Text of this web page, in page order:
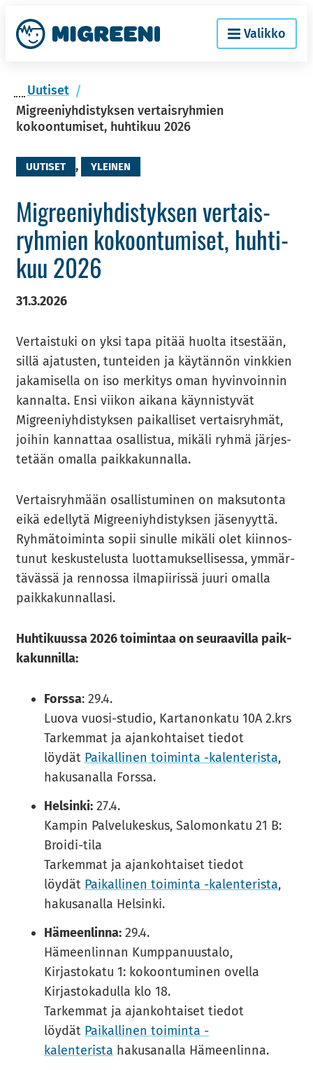
ry
si­
töön
Etusi­
vu
Valikko
Uu­ti­set
Migreeniyhdistyksen vertaisryhmien
kokoontumiset, huhtikuu 2026
UUTISET , YLEINEN
Migree­niyh­dis­tyk­sen ver­tais­
ryh­mien ko­koon­tu­mi­set, huh­ti­
kuu 2026
31.3.2026
Ver­tais­tu­ki on yksi tapa pitää huol­ta it­ses­tään,
sillä aja­tus­ten, tun­tei­den ja käy­tän­nön vink­kien
ja­ka­mi­sel­la on iso mer­ki­tys oman hy­vin­voin­nin
kan­nal­ta. Ensi vii­kon ai­ka­na käyn­nis­ty­vät
Migree­niyh­dis­tyk­sen pai­kal­li­set ver­tais­ryh­mät,
joi­hin kan­nat­taa osal­lis­tua, mi­kä­li ryhmä jär­jes­
te­tään omal­la paik­ka­kun­nal­la.
Ver­tais­ryh­mään osal­lis­tu­mi­nen on mak­su­ton­ta
eikä edel­ly­tä Migree­niyh­dis­tyk­sen jä­se­nyyt­tä.
Ryh­mä­toi­min­ta sopii si­nul­le mi­kä­li olet kiin­nos­
tu­nut kes­kus­te­lus­ta luot­ta­muk­sel­li­ses­sa, ym­mär­
tä­väs­sä ja ren­nos­sa il­ma­pii­ris­sä juuri omal­la
paik­ka­kun­nal­la­si.
Huh­ti­kuus­sa 2026 toi­min­taa on seu­raa­vil­la paik­
ka­kun­nil­la:
Forssa: 29.4.
Luova vuosi-studio, Kartanonkatu 10A 2.krs
Tarkemmat ja ajankohtaiset tiedot
löydät Pai­kal­li­nen toi­min­ta -​​kalenterista,
hakusanalla Forssa.
Helsinki: 27.4.
Kampin Palvelukeskus, Salomonkatu 21 B:
Broidi-tila
Tarkemmat ja ajankohtaiset tiedot
löydät Pai­kal­li­nen toi­min­ta -​​kalenterista,
hakusanalla Helsinki.
Hämeenlinna: 29.4.
Hämeenlinnan Kumppanuustalo,
Kirjastokatu 1: kokoontuminen ovella
Kirjastokadulla klo 18.
Tarkemmat ja ajankohtaiset tiedot
löydät Pai­kal­li­nen toi­min­ta -​​
kalenterista hakusanalla Hämeenlinna.